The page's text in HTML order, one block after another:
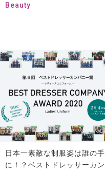
Beauty
日本一素敵な制服姿は誰の手
に！？ベストドレッサーカン